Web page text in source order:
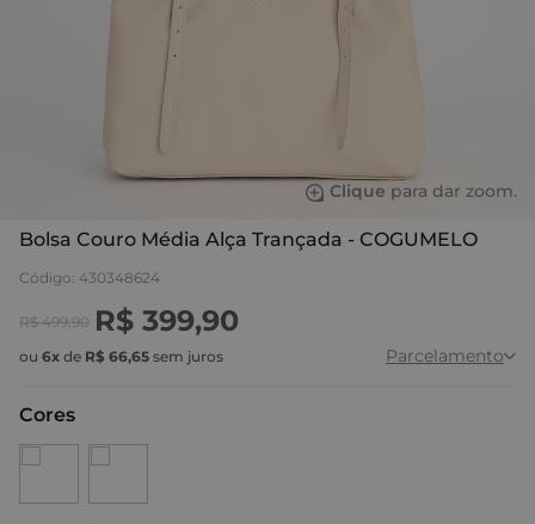
Clique para dar zoom.
Bolsa Couro Média Alça Trançada - COGUMELO
Código: 430348624
R$ 499,90 R$ 399,90
ou 6x de R$ 66,65 sem juros Parcelamento
Cores